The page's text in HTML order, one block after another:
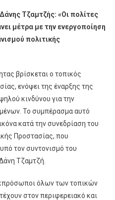
Τζαμτζής: «Οι πολίτες
μέτρα με την ενεργοποίηση
πολιτικής
βρίσκεται ο τοπικός
ενόψει της έναρξης της
κινδύνου για την
Το συμπέρασμα αυτό
κατά την συνεδρίαση του
Προστασίας, που
τον συντονισμό του
Τζαμτζή.
όλων των τοπικών
στον περιφερειακό και